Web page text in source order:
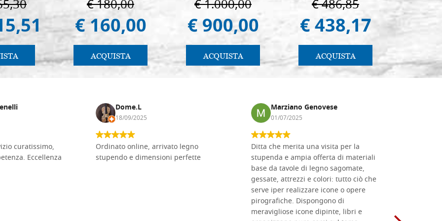
€ 180,00
€ 160,00
ACQUISTA
€ 1.000,00
€ 900,00
ACQUISTA
€ 486,85
€ 438,17
ACQUISTA
€
€
curatissimo,
Eccellenza
Dome.L
18/09/2025
Ordinato online, arrivato legno
stupendo e dimensioni perfette
Marziano Genovese
01/07/2025
Ditta che merita una visita per la
stupenda e ampia offerta di materiali
base da tavole di legno sagomate,
gessate, attrezzi e colori: tutto ciò che
serve iper realizzare icone o opere
pirografiche. Dispongono di
meravigliose icone dipinte, libri e